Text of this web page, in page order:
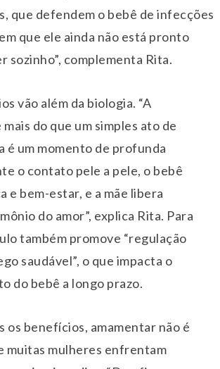
que defendem o bebê de infecções
que ele ainda não está pronto
sozinho”, complementa Rita.
vão além da biologia. “A
do que um simples ato de
é um momento de profunda
o contato pele a pele, o bebê
e bem-estar, e a mãe libera
do amor”, explica Rita. Para
também promove “regulação
saudável”, o que impacta o
do bebê a longo prazo.
os benefícios, amamentar não é
muitas mulheres enfrentam